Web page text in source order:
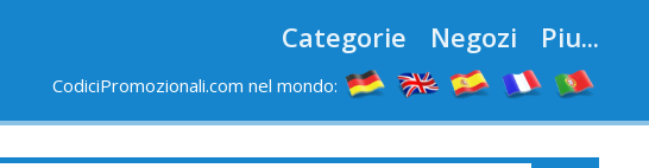
Categorie Negozi Piu...
CodiciPromozionali.com nel mondo: